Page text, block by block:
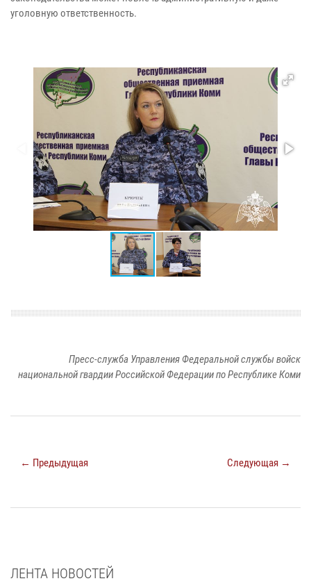
уголовную ответственность.
Пресс-служба Управления Федеральной службы войск
национальной гвардии Российской Федерации по Республике Коми
← Предыдущая Следующая →
ЛЕНТА НОВОСТЕЙ